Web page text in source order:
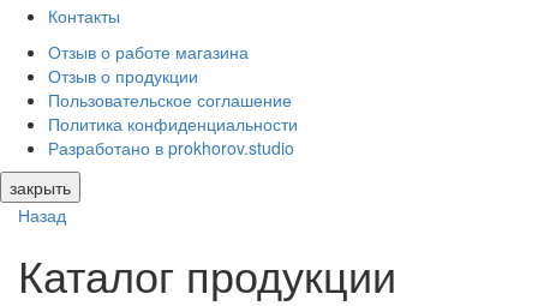
Контакты
Отзыв о работе магазина
Отзыв о продукции
Пользовательское соглашение
Политика конфиденциальности
Разработано в prokhorov.studio
закрыть
Назад
Каталог продукции